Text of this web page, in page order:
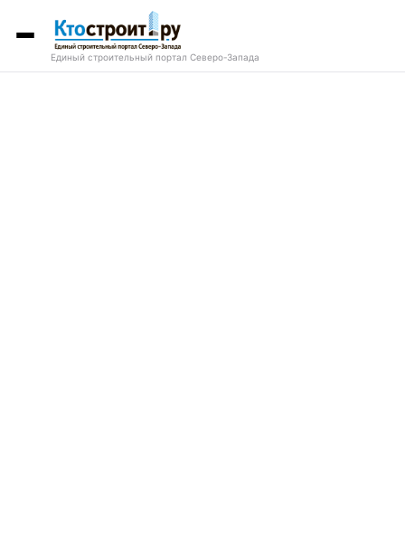
Единый строительный портал Северо-Запада